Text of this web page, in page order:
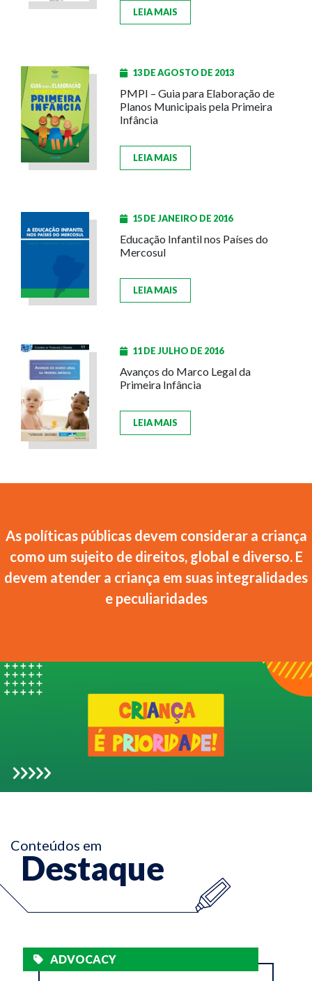
LEIA MAIS
13 DE AGOSTO DE 2013
PMPI – Guia para Elaboração de
Planos Municipais pela Primeira
Infância
LEIA MAIS
15 DE JANEIRO DE 2016
Educação Infantil nos Países do
Mercosul
LEIA MAIS
11 DE JULHO DE 2016
Avanços do Marco Legal da
Primeira Infância
LEIA MAIS
As políticas públicas devem considerar a criança
como um sujeito de direitos, global e diverso. E
devem atender a criança em suas integralidades
e peculiaridades
Conteúdos em
Destaque
ADVOCACY